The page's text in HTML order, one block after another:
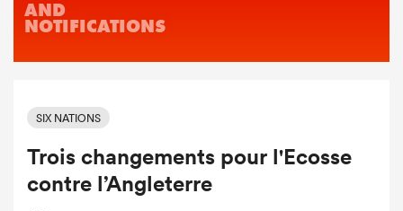
SIX NATIONS
Trois changements pour l'Ecosse
contre l’Angleterre